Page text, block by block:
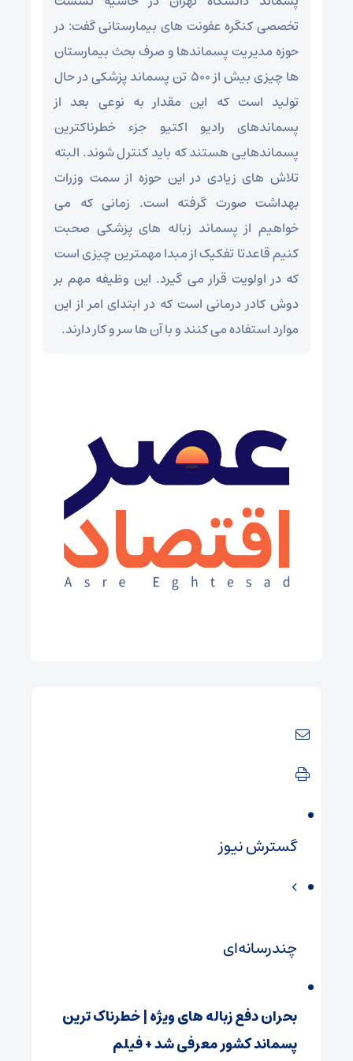
تخصصی کنگره عفونت های بیمارستانی گفت: در
حوزه مدیریت پسماندها و صرف بحث بیمارستان
ها چیزی بیش از ۵۰۰ تن پسماند پزشکی در حال
تولید است که این مقدار به نوعی بعد از
پسماندهای رادیو اکتیو جزء خطرناکترین
پسماندهایی هستند که باید کنترل شوند. البته
تلاش های زیادی در این حوزه از سمت وزرات
بهداشت صورت گرفته است. زمانی که می
خواهیم از پسماند زباله های پزشکی صحبت
کنیم قاعدتا تفکیک از مبدا مهمترین چیزی است
که در اولویت قرار می گیرد. این وظیفه مهم بر
دوش کادر درمانی است که در ابتدای امر از این
موارد استفاده می کنند و با آن ها سر و کار دارند.
گسترش نیوز
چندرسانه‌ای
بحران دفع زباله های ویژه | خطرناک ترین
پسماند کشور معرفی شد + فیلم